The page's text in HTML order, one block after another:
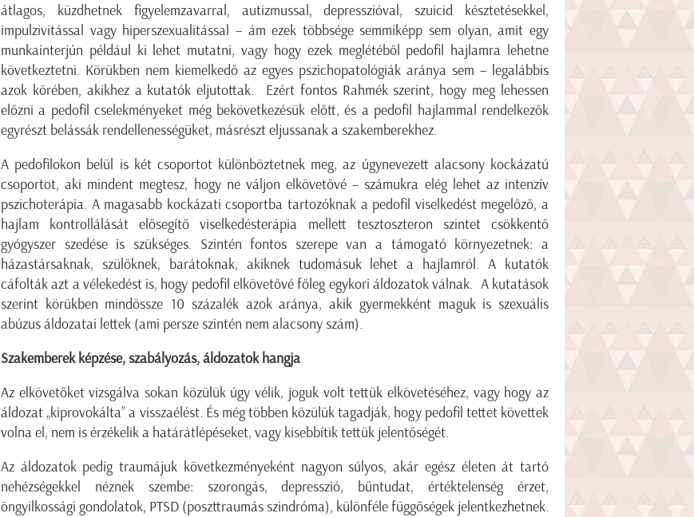
átlagos, küzdhetnek figyelemzavarral, autizmussal, depresszióval, szuicid késztetésekkel,
impulzivitással vagy hiperszexualitással – ám ezek többsége semmiképp sem olyan, amit egy
munkainterjún például ki lehet mutatni, vagy hogy ezek meglétéből pedofil hajlamra lehetne
következtetni. Körükben nem kiemelkedő az egyes pszichopatológiák aránya sem – legalábbis
azok körében, akikhez a kutatók eljutottak. Ezért fontos Rahmék szerint, hogy meg lehessen
előzni a pedofil cselekményeket még bekövetkezésük előtt, és a pedofil hajlammal rendelkezők
egyrészt belássák rendellenességüket, másrészt eljussanak a szakemberekhez.
A pedofilokon belül is két csoportot különböztetnek meg, az úgynevezett alacsony kockázatú
csoportot, aki mindent megtesz, hogy ne váljon elkövetővé – számukra elég lehet az intenzív
pszichoterápia. A magasabb kockázati csoportba tartozóknak a pedofil viselkedést megelőző, a
hajlam kontrollálását elősegítő viselkedésterápia mellett tesztoszteron szintet csökkentő
gyógyszer szedése is szükséges. Szintén fontos szerepe van a támogató környezetnek: a
házastársaknak, szülőknek, barátoknak, akiknek tudomásuk lehet a hajlamról. A kutatók
cáfolták azt a vélekedést is, hogy pedofil elkövetővé főleg egykori áldozatok válnak. A kutatások
szerint körükben mindössze 10 százalék azok aránya, akik gyermekként maguk is szexuális
abúzus áldozatai lettek (ami persze szintén nem alacsony szám).
Szakemberek képzése, szabályozás, áldozatok hangja
Az elkövetőket vizsgálva sokan közülük úgy vélik, joguk volt tettük elkövetéséhez, vagy hogy az
áldozat „kiprovokálta” a visszaélést. És még többen közülük tagadják, hogy pedofil tettet követtek
volna el, nem is érzékelik a határátlépéseket, vagy kisebbítik tettük jelentőségét.
Az áldozatok pedig traumájuk következményeként nagyon súlyos, akár egész életen át tartó
nehézségekkel néznek szembe: szorongás, depresszió, bűntudat, értéktelenség érzet,
öngyilkossági gondolatok, PTSD (poszttraumás szindróma), különféle függőségek jelentkezhetnek.